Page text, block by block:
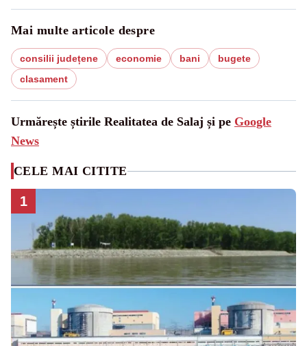
Mai multe articole despre
consilii județene economie bani
bugete
clasament
Urmărește știrile Realitatea de Salaj și pe Google
News
CELE MAI CITITE
1